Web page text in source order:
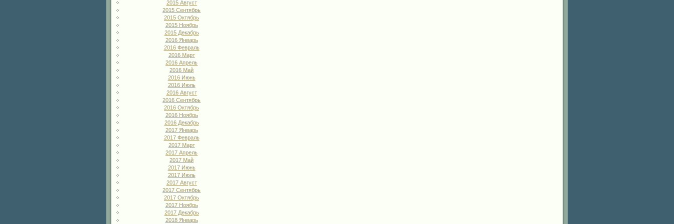
2015 Август
2015 Сентябрь
2015 Октябрь
2015 Ноябрь
2015 Декабрь
2016 Январь
2016 Февраль
2016 Март
2016 Апрель
2016 Май
2016 Июнь
2016 Июль
2016 Август
2016 Сентябрь
2016 Октябрь
2016 Ноябрь
2016 Декабрь
2017 Январь
2017 Февраль
2017 Март
2017 Апрель
2017 Май
2017 Июнь
2017 Июль
2017 Август
2017 Сентябрь
2017 Октябрь
2017 Ноябрь
2017 Декабрь
2018 Январь